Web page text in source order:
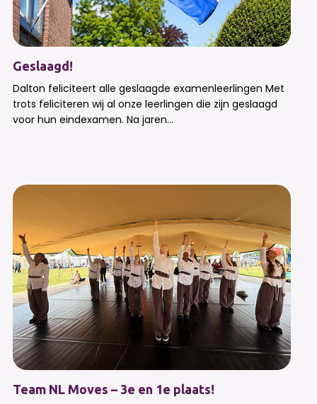
Geslaagd!
Dalton feliciteert alle geslaagde examenleerlingen Met
trots feliciteren wij al onze leerlingen die zijn geslaagd
voor hun eindexamen. Na jaren...
Team NL Moves – 3e en 1e plaats!